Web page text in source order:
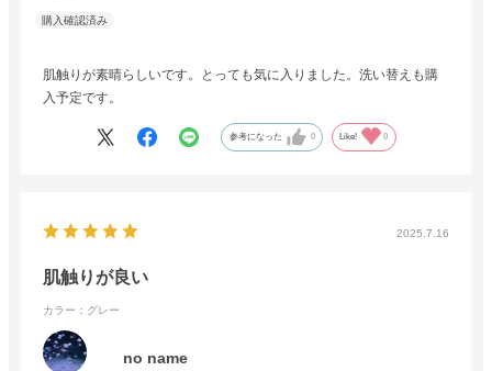
肌触りが素晴らしいです。とっても気に入りました。洗い替えも購
入予定です。
参考になった 0 Like! 0
2025.7.16
肌触りが良い
カラー：グレー
no name